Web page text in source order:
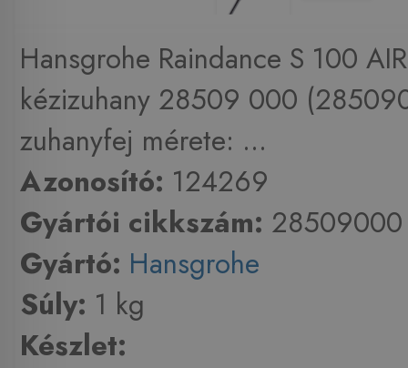
Hansgrohe Raindance S 100
kézizuhany 28509 000
zuhanyfej mérete: ...
Azonosító: 124269
Gyártói cikkszám: 28509000
Gyártó: Hansgrohe
Súly: 1 kg
Készlet: